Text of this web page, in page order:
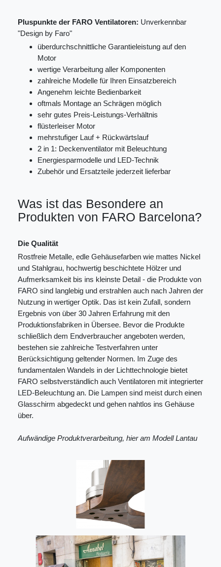
Pluspunkte der FARO Ventilatoren: Unverkennbar
"Design by Faro"
überdurchschnittliche Garantieleistung auf den
Motor
wertige Verarbeitung aller Komponenten
zahlreiche Modelle für Ihren Einsatzbereich
Angenehm leichte Bedienbarkeit
oftmals Montage an Schrägen möglich
sehr gutes Preis-Leistungs-Verhältnis
flüsterleiser Motor
mehrstufiger Lauf + Rückwärtslauf
2 in 1: Deckenventilator mit Beleuchtung
Energiesparmodelle und LED-Technik
Zubehör und Ersatzteile jederzeit lieferbar
Was ist das Besondere an
Produkten von FARO Barcelona?
Die Qualität
Rostfreie Metalle, edle Gehäusefarben wie mattes Nickel
und Stahlgrau, hochwertig beschichtete Hölzer und
Aufmerksamkeit bis ins kleinste Detail - die Produkte von
FARO sind langlebig und erstrahlen auch nach Jahren der
Nutzung in wertiger Optik. Das ist kein Zufall, sondern
Ergebnis von über 30 Jahren Erfahrung mit den
Produktionsfabriken in Übersee. Bevor die Produkte
schließlich dem Endverbraucher angeboten werden,
bestehen sie zahlreiche Testverfahren unter
Berücksichtigung geltender Normen. Im Zuge des
fundamentalen Wandels in der Lichttechnologie bietet
FARO selbstverständlich auch Ventilatoren mit integrierter
LED-Beleuchtung an. Die Lampen sind meist durch einen
Glasschirm abgedeckt und gehen nahtlos ins Gehäuse
über.
Aufwändige Produktverarbeitung, hier am Modell Lantau